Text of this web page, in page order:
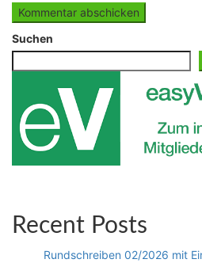
Suchen
Recent Posts
Rundschreiben 02/2026 mit